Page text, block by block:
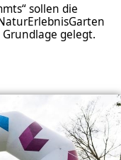
sollen die
gelegt.